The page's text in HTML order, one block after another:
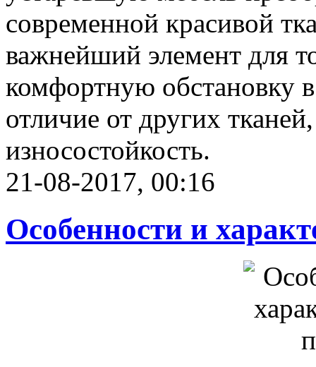
современной красивой
важнейший элемент для
комфортную обстановку
отличие от других
износостойкость.
21-08-2017, 00:16
Особенности и